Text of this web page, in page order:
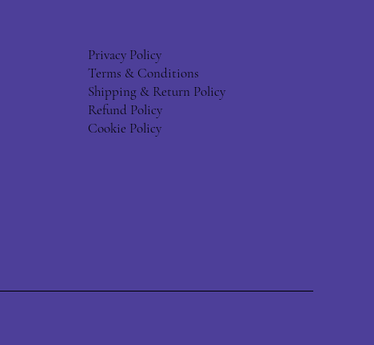
Privacy Policy
Terms & Conditions
Shipping & Return Policy
Refund Policy
Cookie Policy